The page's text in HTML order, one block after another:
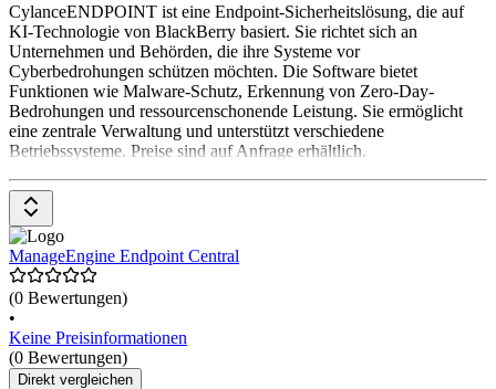
CylanceENDPOINT ist eine Endpoint-Sicherheitslösung, die auf
KI-Technologie von BlackBerry basiert. Sie richtet sich an
Unternehmen und Behörden, die ihre Systeme vor
Cyberbedrohungen schützen möchten. Die Software bietet
Funktionen wie Malware-Schutz, Erkennung von Zero-Day-
Bedrohungen und ressourcenschonende Leistung. Sie ermöglicht
eine zentrale Verwaltung und unterstützt verschiedene
Betriebssysteme. Preise sind auf Anfrage erhältlich.
ManageEngine Endpoint Central
(0 Bewertungen)
•
Keine Preisinformationen
(0 Bewertungen)
Direkt vergleichen